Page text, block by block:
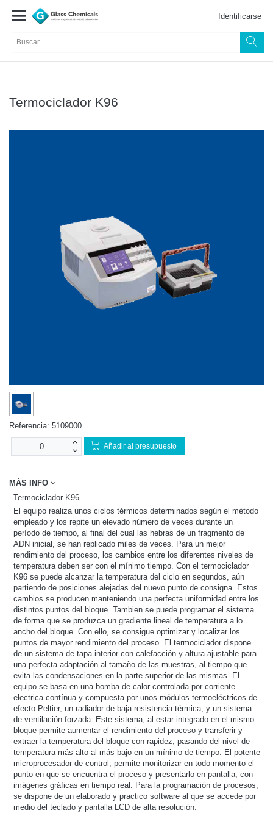
Identificarse
Termociclador K96
Referencia: 5109000
Añadir al presupuesto
MÁS INFO
Termociclador K96
El equipo realiza unos ciclos térmicos determinados según el método
empleado y los repite un elevado número de veces durante un
período de tiempo, al final del cual las hebras de un fragmento de
ADN inicial, se han replicado miles de veces. Para un mejor
rendimiento del proceso, los cambios entre los diferentes niveles de
temperatura deben ser con el mínimo tiempo. Con el termociclador
K96 se puede alcanzar la temperatura del ciclo en segundos, aún
partiendo de posiciones alejadas del nuevo punto de consigna. Estos
cambios se producen manteniendo una perfecta uniformidad entre los
distintos puntos del bloque. Tambien se puede programar el sistema
de forma que se produzca un gradiente lineal de temperatura a lo
ancho del bloque. Con ello, se consigue optimizar y localizar los
puntos de mayor rendimiento del proceso. El termociclador dispone
de un sistema de tapa interior con calefacción y altura ajustable para
una perfecta adaptación al tamaño de las muestras, al tiempo que
evita las condensaciones en la parte superior de las mismas. El
equipo se basa en una bomba de calor controlada por corriente
electrica contínua y compuesta por unos módulos termoeléctricos de
efecto Peltier, un radiador de baja resistencia térmica, y un sistema
de ventilación forzada. Este sistema, al estar integrado en el mismo
bloque permite aumentar el rendimiento del proceso y transferir y
extraer la temperatura del bloque con rapidez, pasando del nivel de
temperatura más alto al más bajo en un mínimo de tiempo. El potente
microprocesador de control, permite monitorizar en todo momento el
punto en que se encuentra el proceso y presentarlo en pantalla, con
imágenes gráficas en tiempo real. Para la programación de procesos,
se dispone de un elaborado y practico software al que se accede por
medio del teclado y pantalla LCD de alta resolución.